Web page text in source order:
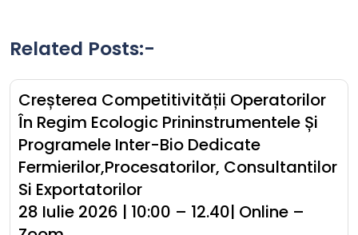
Related Posts:-
Creșterea Competitivității Operatorilor
În Regim Ecologic Prininstrumentele Și
Programele Inter-Bio Dedicate
Fermierilor,procesatorilor, Consultantilor
Si Exportatorilor
28 Iulie 2026 | 10:00 – 12.40| Online –